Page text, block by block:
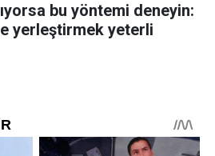
bu yöntemi deneyin:
yerleştirmek yeterli